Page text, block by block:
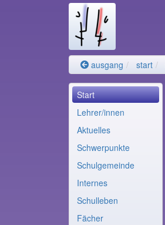
ausgang start
Start
Lehrer/innen
Aktuelles
Schwerpunkte
Schulgemeinde
Internes
Schulleben
Fächer